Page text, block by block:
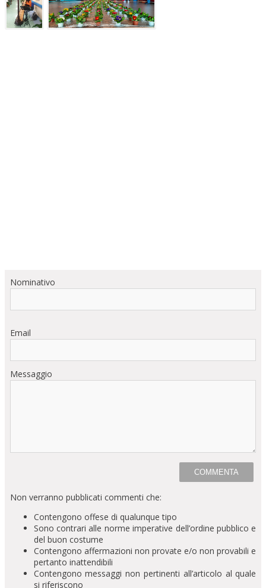
Nominativo
Email
Messaggio
Non verranno pubblicati commenti che:
Contengono offese di qualunque tipo
Sono contrari alle norme imperative dell’ordine pubblico e
del buon costume
Contengono affermazioni non provate e/o non provabili e
pertanto inattendibili
Contengono messaggi non pertinenti all’articolo al quale
si riferiscono